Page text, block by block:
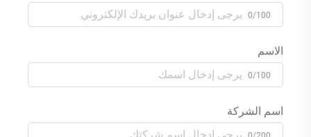
0/100
الاسم
0/100
اسم الشركة